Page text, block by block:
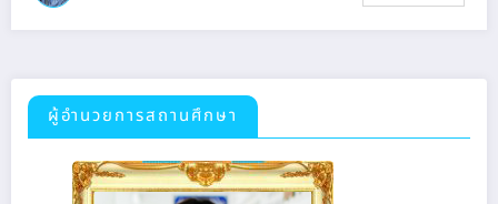
ผู้อำนวยการสถานศึกษา